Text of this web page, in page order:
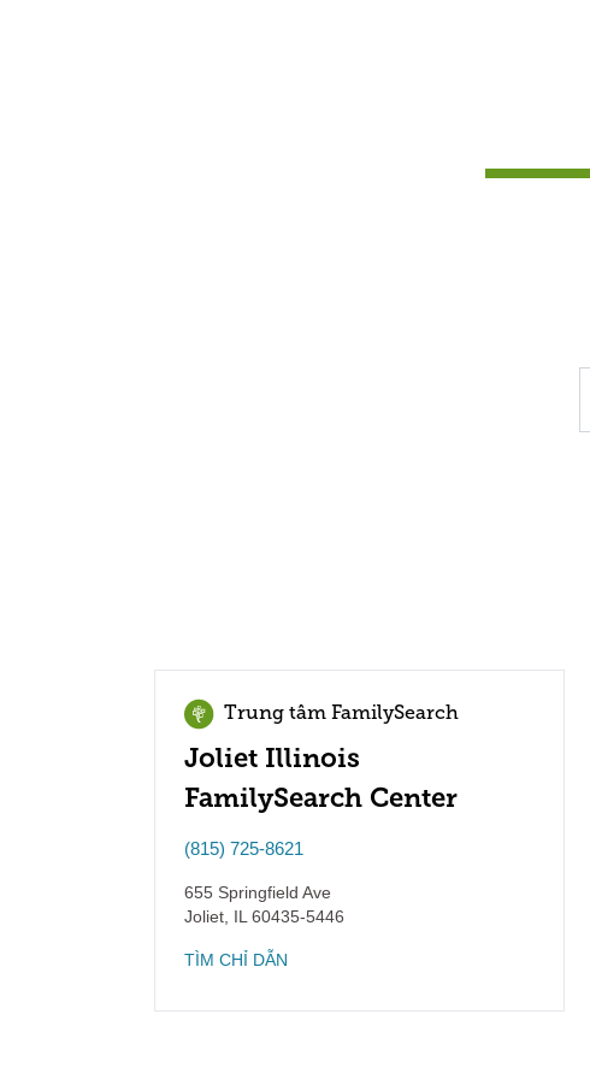
Trung tâm FamilySearch
Joliet Illinois
FamilySearch Center
(815) 725-8621
655 Springfield Ave
Joliet IL 60435-5446
TÌM CHỈ DẪN